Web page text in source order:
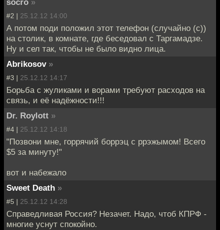
socro »
#2 | 25.12.12 14:00
А потом поди положил этот телефон (случайно (с))
на столик, в комнате, где беседовал с Таргамадзе.
Ну и сел так, чтобы не было видно лица.
Abrikosov »
#3 | 25.12.12 14:17
Борьба с жуликами и ворами требуют расходов на
связь, и её надёжности!!!
Dr. Roylott »
#4 | 25.12.12 14:18
"Позвони мне, горрячий боррэц с ррэжымом! Всего
$5 за минуту!"
вот и набежало
Sweet Death »
#5 | 25.12.12 14:28
Справедливая Россия? Незачет. Надо, чтоб КПРФ -
многие уснут спокойно.